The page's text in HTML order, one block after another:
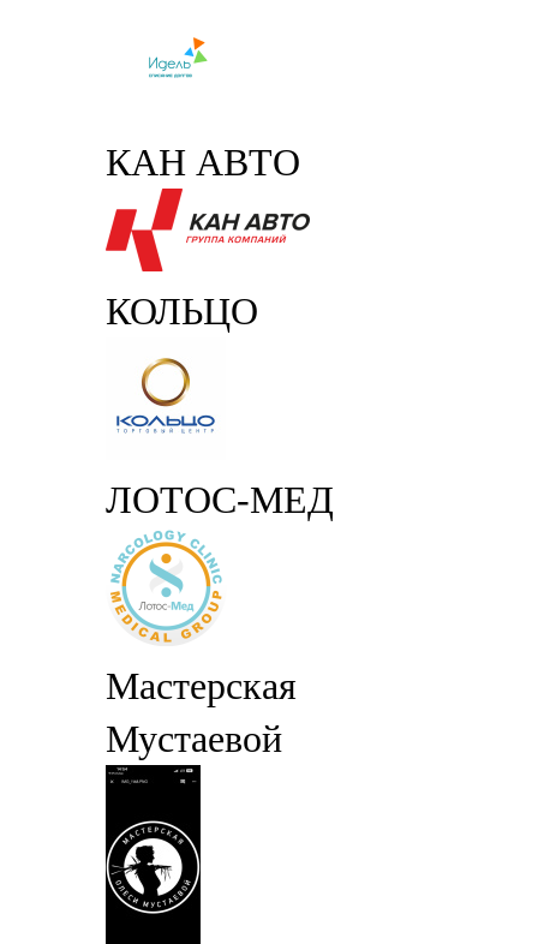
КАН АВТО
КОЛЬЦО
ЛОТОС-МЕД
Мастерская
Мустаевой